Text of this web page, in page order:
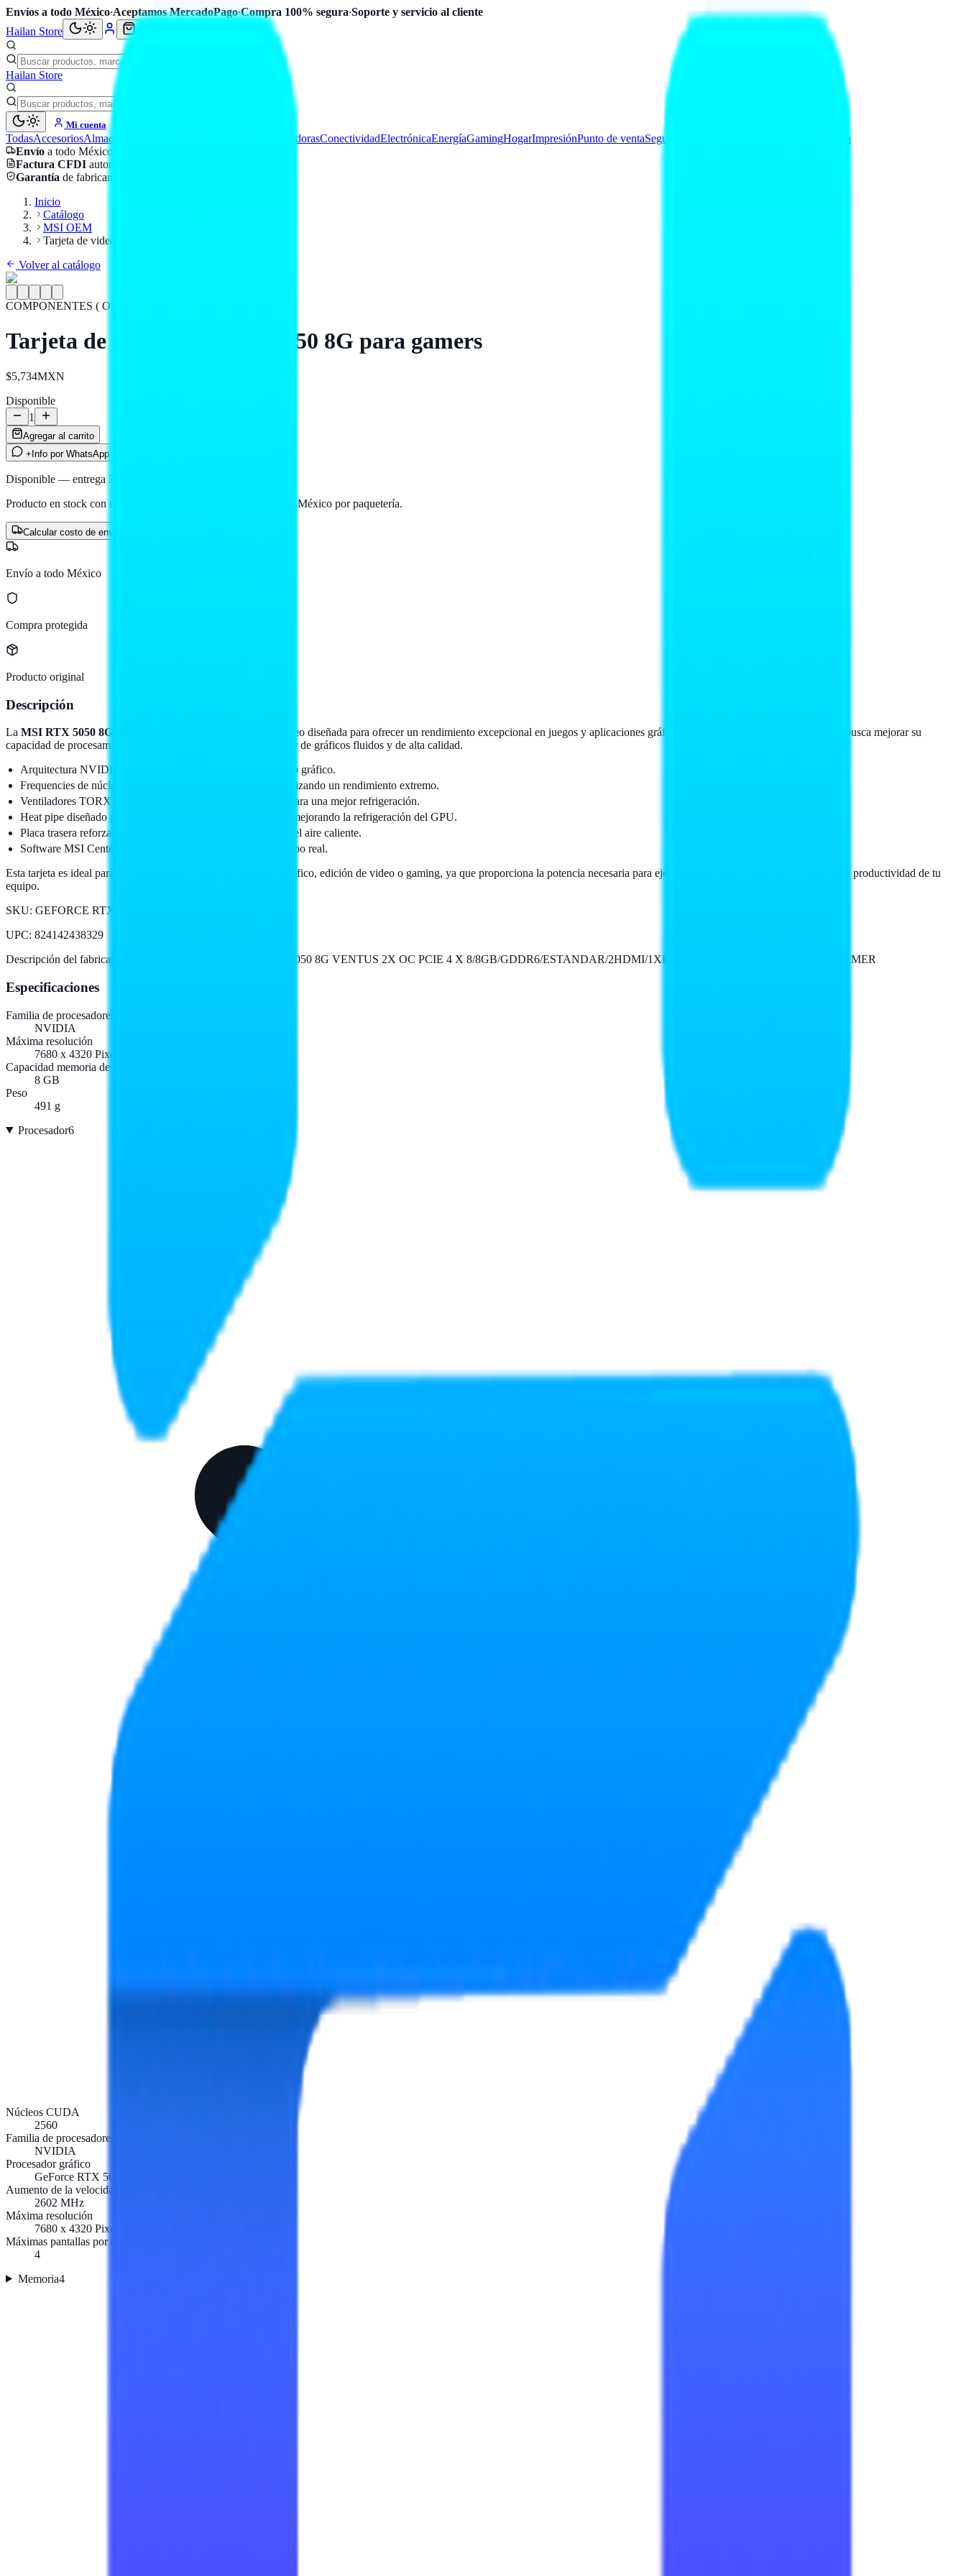
Envíos a todo México·Aceptamos MercadoPago·Compra 100% segura·Soporte y servicio al cliente
Hailan Store
Hailan Store
Mi cuenta
TodasAccesoriosAlmacenamiento ComputadorasConectividadElectrónicaEnergíaGamingHogarImpresiónPunto de ventaSeguridad y Redes
Videovigilancia
Envío a todo México
Factura CFDI automática
Garantía de fabricante
Inicio
Catálogo
MSI OEM
Tarjeta de video MSI RTX 5050 8G para gamers
Volver al catálogo
COMPONENTES ( OEM )
Tarjeta de video MSI RTX 5050 8G para gamers
$5,734MXN
Disponible
1
Agregar al carrito
+Info por WhatsApp
Disponible — entrega 3 a 5 días hábiles
Producto en stock con nuestro proveedor logístico. Llega a todo México por paquetería.
Calcular costo de envío
Envío a todo México
Compra protegida
Producto original
Descripción
La MSI RTX 5050 8G VENTUS 2X OC
es una tarjeta de video diseñada para ofrecer un rendimiento excepcional en juegos y aplicaciones gráficas. Ideal para tu PyME mexicana que busca mejorar su
capacidad de procesamiento gráfico, esta tarjeta permite disfrutar de gráficos fluidos y de alta calidad.
Arquitectura NVIDIA Blackwell que optimiza el rendimiento gráfico.
Frequencies de núcleo que alcanzan hasta 2620 MHz, garantizando un rendimiento extremo.
Ventiladores TORX Fan 5.0 que estabilizan el flujo de aire para una mejor refrigeración.
Heat pipe diseñado para una transferencia térmica eficiente, mejorando la refrigeración del GPU.
Placa trasera reforzada con ventilación para la salida eficaz del aire caliente.
Software MSI Center para monitoreo y optimización en tiempo real.
Esta tarjeta es ideal para negocios relacionados con el diseño gráfico, edición de video o gaming, ya que proporciona la potencia necesaria para ejecutar aplicaciones exigentes y mejorar la productividad de tu
equipo.
SKU: GEFORCE RTX 5050 8G VENTUS 2X OC
UPC: 824142438329
Descripción del fabricante:
TARJETA DE VIDEO MSI RTX 5050 8G VENTUS 2X OC PCIE 4 X 8/8GB/GDDR6/ESTANDAR/2HDMI/1XDP/DL-DVI-D X 1GAMA MEDIA /GAMER
Especificaciones
Familia de procesadores de gráficos
NVIDIA
Máxima resolución
7680 x 4320 Pixeles
Capacidad memoria de adaptador gráfico
8 GB
Peso
491 g
Procesador6
Núcleos CUDA
2560
Familia de procesadores de gráficos
NVIDIA
Procesador gráfico
GeForce RTX 5050
Aumento de la velocidad de reloj del procesador
2602 MHz
Máxima resolución
7680 x 4320 Pixeles
Máximas pantallas por tarjeta de video
4
Memoria4